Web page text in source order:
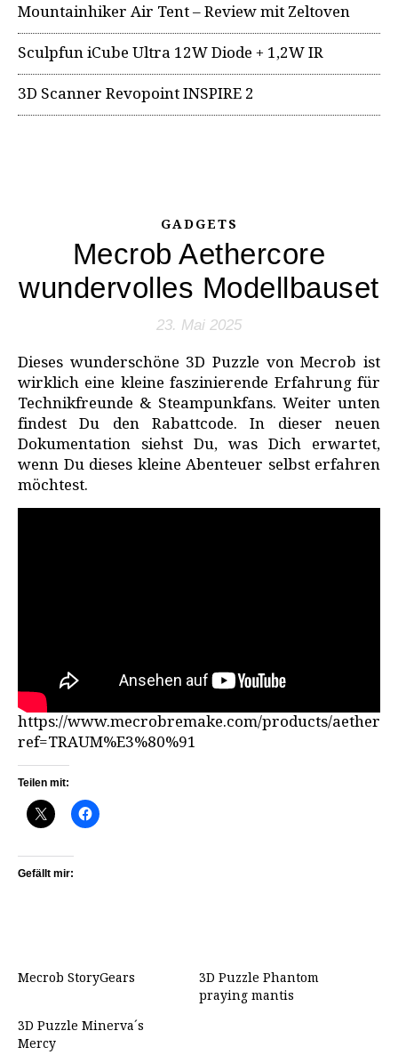
Mountainhiker Air Tent – Review mit Zeltoven
Sculpfun iCube Ultra 12W Diode + 1,2W IR
3D Scanner Revopoint INSPIRE 2
GADGETS
Mecrob Aethercore
wundervolles Modellbauset
23. Mai 2025
Dieses wunderschöne 3D Puzzle von Mecrob ist
wirklich eine kleine faszinierende Erfahrung für
Technikfreunde & Steampunkfans. Weiter unten
findest Du den Rabattcode. In dieser neuen
Dokumentation siehst Du, was Dich erwartet,
wenn Du dieses kleine Abenteuer selbst erfahren
möchtest.
https://www.mecrobremake.com/products/
ref=TRAUM%E3%80%91
Teilen mit:
Gefällt mir:
Mecrob StoryGears
3D Puzzle Phantom
praying mantis
3D Puzzle Minerva´s
Mercy